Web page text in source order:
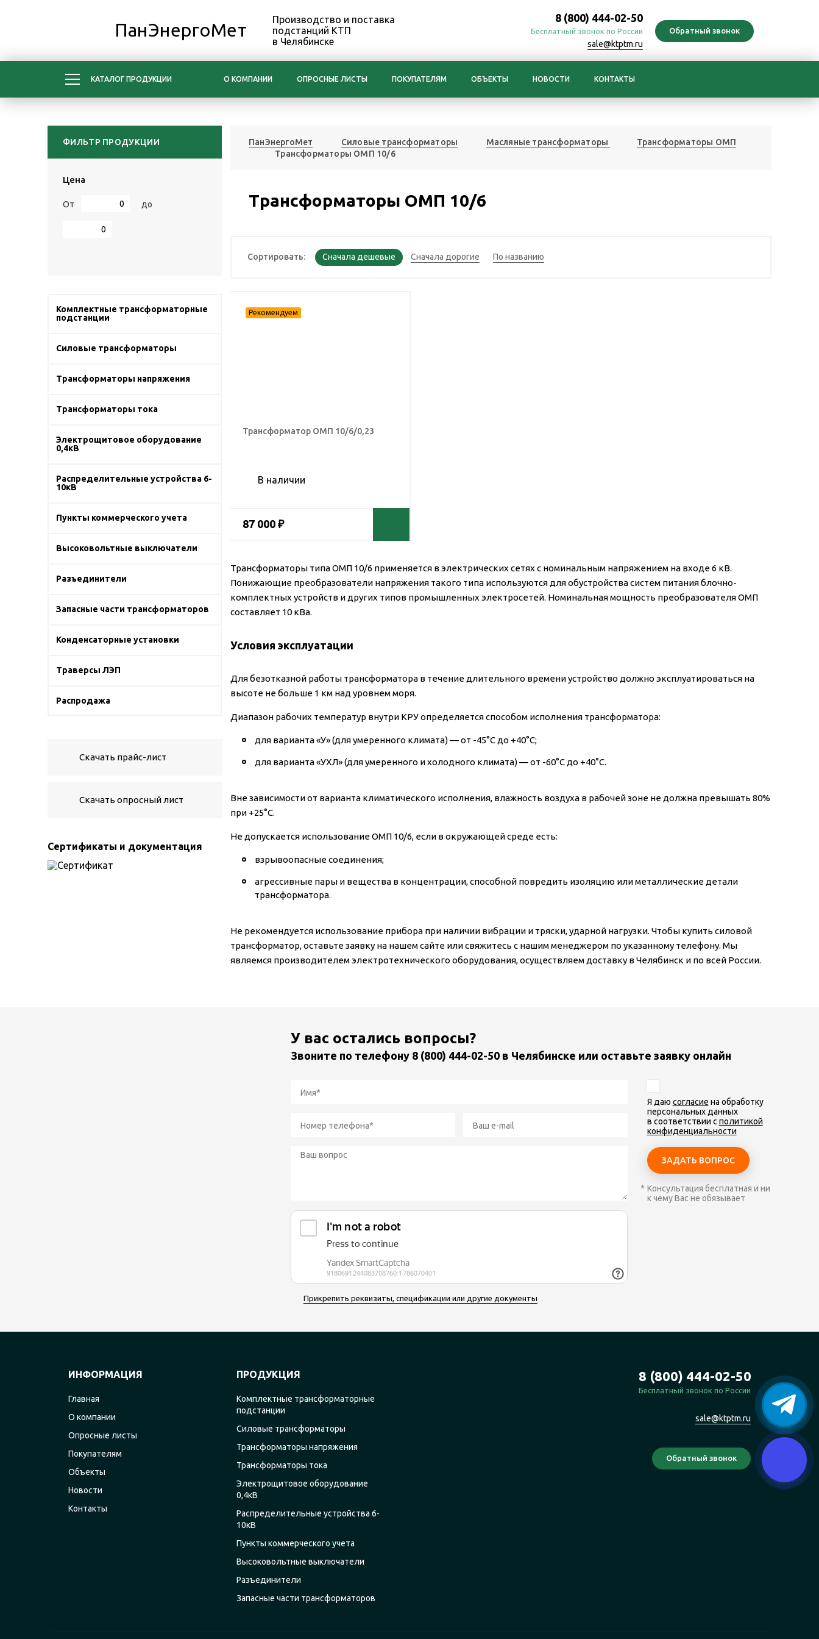
ПанЭнергоМет
Производство и поставка
подстанций КТП
в Челябинске
8 (800) 444-02-50
Бесплатный звонок по России
sale@ktptm.ru
КАТАЛОГ ПРОДУКЦИИ О КОМПАНИИ ОПРОСНЫЕ ЛИСТЫ ПОКУПАТЕЛЯМ ОБЪЕКТЫ НОВОСТИ КОНТАКТЫ
ФИЛЬТР ПРОДУКЦИИ
Цена
От до
Комплектные трансформаторные
подстанции
Силовые трансформаторы
Трансформаторы напряжения
Трансформаторы тока
Электрощитовое оборудование
0,4кВ
Распределительные устройства 6-
10кВ
Пункты коммерческого учета
Высоковольтные выключатели
Разъединители
Запасные части трансформаторов
Конденсаторные установки
Траверсы ЛЭП
Распродажа
Скачать прайс-лист
Скачать опросный лист
Сертификаты и документация
ПанЭнергоМет Силовые трансформаторы Масляные трансформаторы
Трансформаторы ОМП
Трансформаторы ОМП 10/6
Трансформаторы ОМП 10/6
Сортировать:
Трансформатор ОМП 10/6/0,23
В наличии
87 000 ₽
Трансформаторы типа ОМП 10/6 применяется в электрических сетях с номинальным напряжением на входе 6 кВ.
Понижающие преобразователи напряжения такого типа используются для обустройства систем питания блочно-
комплектных устройств и других типов промышленных электросетей. Номинальная мощность преобразователя ОМП
составляет 10 кВа.
Условия эксплуатации
Для безотказной работы трансформатора в течение длительного времени устройство должно эксплуатироваться на
высоте не больше 1 км над уровнем моря.
Диапазон рабочих температур внутри КРУ определяется способом исполнения трансформатора:
для варианта «У» (для умеренного климата) — от -45°C до +40°C;
для варианта «УХЛ» (для умеренного и холодного климата) — от -60°C до +40°C.
Вне зависимости от варианта климатического исполнения, влажность воздуха в рабочей зоне не должна превышать 80%
при +25°C.
Не допускается использование ОМП 10/6, если в окружающей среде есть:
взрывоопасные соединения;
агрессивные пары и вещества в концентрации, способной повредить изоляцию или металлические детали
трансформатора.
Не рекомендуется использование прибора при наличии вибрации и тряски, ударной нагрузки. Чтобы купить силовой
трансформатор, оставьте заявку на нашем сайте или свяжитесь с нашим менеджером по указанному телефону. Мы
являемся производителем электротехнического оборудования, осуществляем доставку в Челябинск и по всей России.
У вас остались вопросы?
Звоните по телефону 8 (800) 444-02-50 в Челябинске или оставьте заявку онлайн
Прикрепить реквизиты, спецификации или другие документы
Я даю согласие на обработку
персональных данных
в соответствии с политикой
конфиденциальности
Консультация бесплатная и ни
к чему Вас не обязывает
8 (800) 444-02-50
Бесплатный звонок по России
sale@ktptm.ru
ИНФОРМАЦИЯ
Главная
О компании
Опросные листы
Покупателям
Объекты
Новости
Контакты
ПРОДУКЦИЯ
Комплектные трансформаторные
подстанции
Силовые трансформаторы
Трансформаторы напряжения
Трансформаторы тока
Электрощитовое оборудование
0,4кВ
Распределительные устройства 6-
10кВ
Пункты коммерческого учета
Высоковольтные выключатели
Разъединители
Запасные части трансформаторов